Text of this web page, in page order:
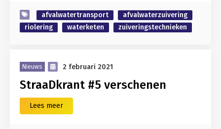
afvalwatertransport
afvalwaterzuivering
riolering
waterketen zuiveringstechnieken
Nieuws 2 februari 2021
StraaDkrant #5 verschenen
Lees meer